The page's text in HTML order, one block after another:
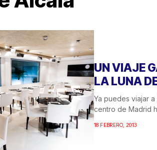
UN VIAJE
LA LUNA
Ya puedes viajar a
centro de Madrid
18 FEBRERO, 2013